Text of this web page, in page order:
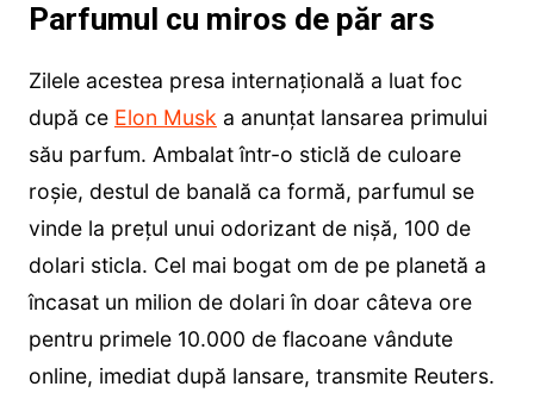
Parfumul cu miros de păr ars
Zilele acestea presa internațională a luat foc
după ce Elon Musk a anunțat lansarea primului
său parfum. Ambalat într-o sticlă de culoare
roșie, destul de banală ca formă, parfumul se
vinde la prețul unui odorizant de nișă, 100 de
dolari sticla. Cel mai bogat om de pe planetă a
încasat un milion de dolari în doar câteva ore
pentru primele 10.000 de flacoane vândute
online, imediat după lansare, transmite Reuters.